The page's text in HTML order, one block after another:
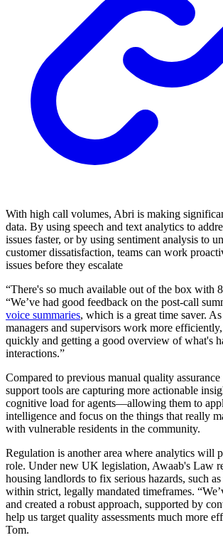
With high call volumes, Abri is making
data. By using speech and text analytics to
issues faster, or by using sentiment analysis to
customer dissatisfaction, teams can work
issues before they escalate
“There's so much available out of the box with
“We’ve had good feedback on the post-call
voice summaries, which is a great time saver.
managers and supervisors work more
quickly and getting a good overview of what's
interactions.”
Compared to previous manual quality
support tools are capturing more actionable
cognitive load for agents—allowing them to
intelligence and focus on the things that really
with vulnerable residents in the community.
Regulation is another area where analytics will
role. Under new UK legislation, Awaab's Law
housing landlords to fix serious hazards, such
within strict, legally mandated timeframes.
and created a robust approach, supported by
help us target quality assessments much more
Tom.